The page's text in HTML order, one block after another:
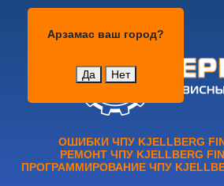
Арзамас ваш город?
Да Нет
ОШИБКИ ЧПУ KJELLBERG
РЕМОНТ ЧПУ KJELLBERG
ПРОГРАММИРОВАНИЕ ЧПУ